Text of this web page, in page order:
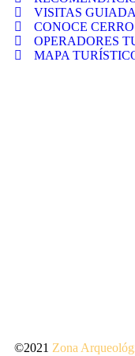
VISITAS
CONOCE
OPERADORES
MAPA
©2021 Zona